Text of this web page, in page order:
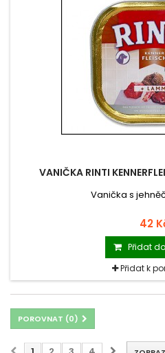
VANIČKA RINTI
Vanička s
42
Přidat
Přidat k
POROVNAT (0)